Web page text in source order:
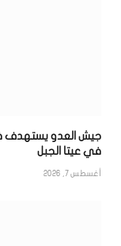
جيش العدو يستهدف
في عيتا الجبل
أغسطس 7, 2026